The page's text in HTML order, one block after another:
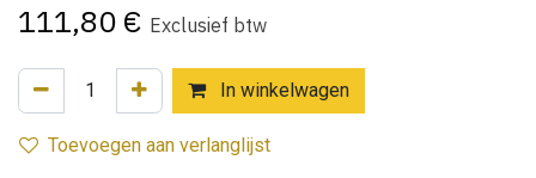
111,80 € Exclusief btw
In winkelwagen
Toevoegen aan verlanglijst